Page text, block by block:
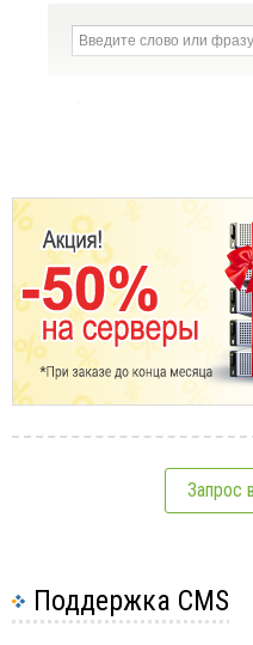
Как включить cagefs
Настройка Firewall
Установка Git
Установка Hadoop
Установка Apache
Установка MariaDB
Установка
Запрос
Поддержка CMS